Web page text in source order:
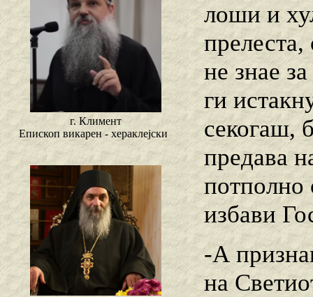
г. Климент
Епископ викарен - хераклејски
лоши и
не знае
ги
секогаш,
предава
потполно
избави
-А
на